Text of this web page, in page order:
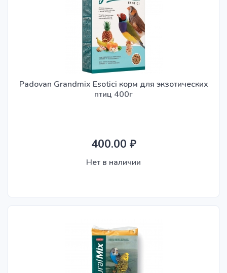
Padovan Grandmix Esotici корм для экзотических
птиц 400г
400.00 ₽
Нет в наличии